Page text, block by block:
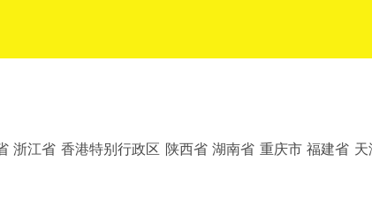
浙江省 香港特别行政区 陕西省 湖南省 重庆市 福建省